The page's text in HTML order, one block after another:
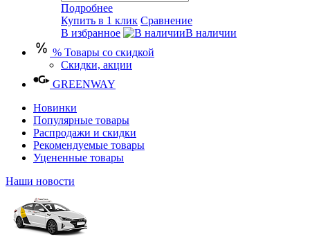
Подробнее
Купить в 1 клик Сравнение
В избранное
В наличии
% Товары со скидкой
Скидки, акции
GREENWAY
Новинки
Популярные товары
Распродажи и скидки
Рекомендуемые товары
Уцененные товары
Наши новости